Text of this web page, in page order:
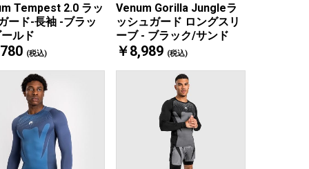
Tempest 2.0 ラッ
ード-長袖 -ブラッ
ルド
(税込)
Venum Gorilla Jungleラ
ッシュガード ロングスリ
ーブ - ブラック/サンド
￥8,989 (税込)